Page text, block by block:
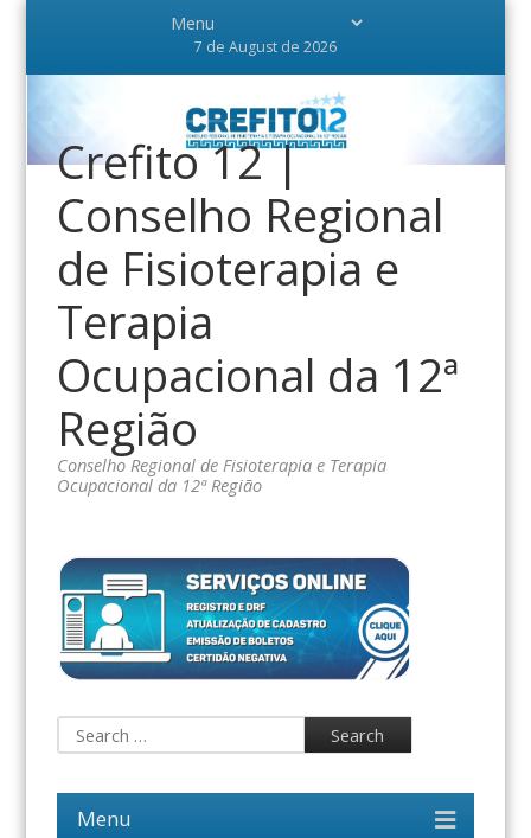
7 de August de 2026
Crefito 12 |
Conselho Regional
de Fisioterapia e
Terapia
Ocupacional da 12ª
Região
Conselho Regional de Fisioterapia e Terapia
Ocupacional da 12ª Região